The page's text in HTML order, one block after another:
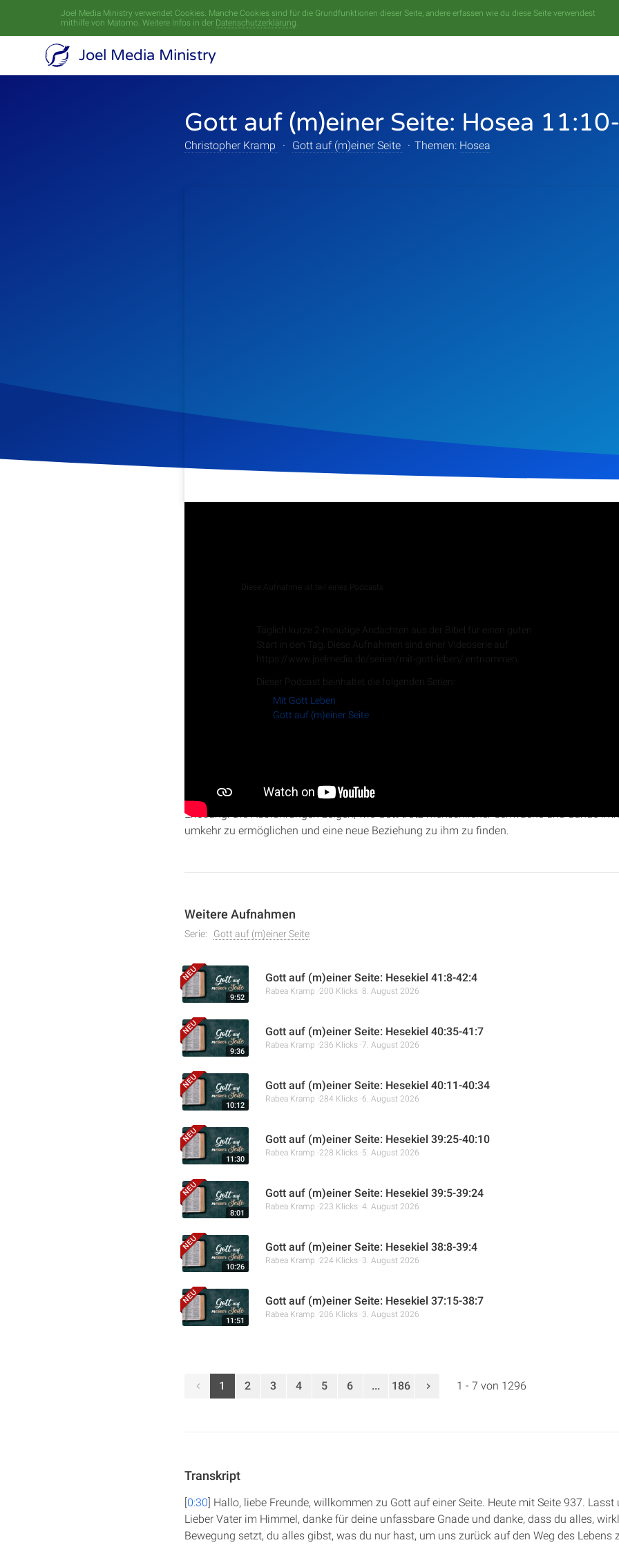
Joel Media Ministry verwendet Cookies. Manche Cookies sind für die Grundfunktionen dieser Seite, andere erfassen wie du diese Seite verwendest
mithilfe von Matomo. Weitere Infos in der Datenschutzerklärung.
Joel Media Ministry
Gott auf (m)einer Seite: Hosea
Christopher Kramp · Gott auf (m)einer Seite · Themen: Hosea
Diese Aufnahme ist teil eines Podcasts
Täglich kurze 2-minütige Andachten aus der Bibel für einen guten
Start in den Tag. Diese Aufnahmen sind einer Videoserie auf
https://www.joelmedia.de/serien/mit-gott-leben/ entnommen.
Dieser Podcast beinhaltet die folgenden Serien:
Mit Gott Leben
Gott auf (m)einer Seite
tiefe Enttäuschung über die Untreue seines Volkes, aber auch seine unerschütterliche
Erlösung. Die Ausführungen zeigen, wie Gott trotz menschlicher Schwäche und Sünde
umkehr zu ermöglichen und eine neue Beziehung zu ihm zu finden.
Weitere Aufnahmen
Serie: Gott auf (m)einer Seite
9:52
Gott auf (m)einer Seite: Hesekiel 41:8-42:4
Rabea Kramp 200 Klicks 8. August 2026
9:36
Gott auf (m)einer Seite: Hesekiel 40:35-41:7
Rabea Kramp 236 Klicks 7. August 2026
10:12
Gott auf (m)einer Seite: Hesekiel 40:11-40:34
Rabea Kramp 284 Klicks 6. August 2026
11:30
Gott auf (m)einer Seite: Hesekiel 39:25-40:10
Rabea Kramp 228 Klicks 5. August 2026
8:01
Gott auf (m)einer Seite: Hesekiel 39:5-39:24
Rabea Kramp 223 Klicks 4. August 2026
10:26
Gott auf (m)einer Seite: Hesekiel 38:8-39:4
Rabea Kramp 224 Klicks 3. August 2026
11:51
Gott auf (m)einer Seite: Hesekiel 37:15-38:7
Rabea Kramp 206 Klicks 3. August 2026
1 2 3 4 5 6 ... 186 1 - 7 von 1296
Transkript
[0:30] Hallo, liebe Freunde, willkommen zu Gott auf einer Seite. Heute mit Seite 937.
Lieber Vater im Himmel, danke für deine unfassbare Gnade und danke, dass du alles,
Bewegung setzt, du alles gibst, was du nur hast, um uns zurück auf den Weg des Lebens